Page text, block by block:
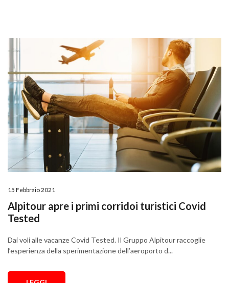
15 Febbraio 2021
Alpitour apre i primi corridoi turistici Covid
Tested
Dai voli alle vacanze Covid Tested. Il Gruppo Alpitour raccoglie
l’esperienza della sperimentazione dell’aeroporto d...